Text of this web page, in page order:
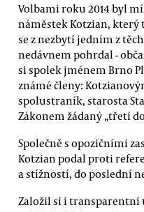
Volbami roku 2014 byl
náměstek Kotzian,
se z nezbytí jedním z
nedávnem pohrdal -
si spolek jménem Brno
známé členy:
spolustraník, starosta
Zákonem žádaný „třetí
Společně s opozičními
Kotzian podal proti
a stížností, do poslední
Založil si i transparentní